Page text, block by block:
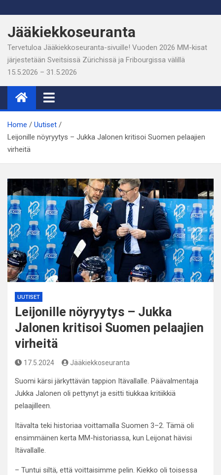
to
content
Jääkiekkoseuranta
Tervetuloa Jääkiekkoseuranta-sivuille! Vuoden 2026 MM-kisat
järjestetään Sveitsissä Zürichissä ja Fribourgissa välillä
15.5.2026 – 31.5.2026
Home
Uutiset
Leijonille nöyryytys – Jukka Jalonen kritisoi Suomen pelaajien
virheitä
UUTISET
Leijonille nöyryytys – Jukka
Jalonen kritisoi Suomen pelaajien
virheitä
17.5.2024 Jääkiekkoseuranta
Suomi kärsi järkyttävän tappion Itävallalle. Päävalmentaja
Jukka Jalonen oli pettynyt ja esitti tiukkaa kritiikkiä
pelaajilleen.
Itävalta teki historiaa voittamalla Suomen 3–2. Tämä oli
ensimmäinen kerta MM-historiassa, kun Leijonat hävisi
Itävallalle.
– Tuntui siltä, että voittaisimme pelin. Kiekko oli toisessa